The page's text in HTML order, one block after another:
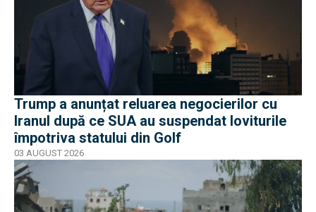
Trump a anunțat reluarea negocierilor cu
Iranul după ce SUA au suspendat loviturile
împotriva statului din Golf
03 AUGUST 2026